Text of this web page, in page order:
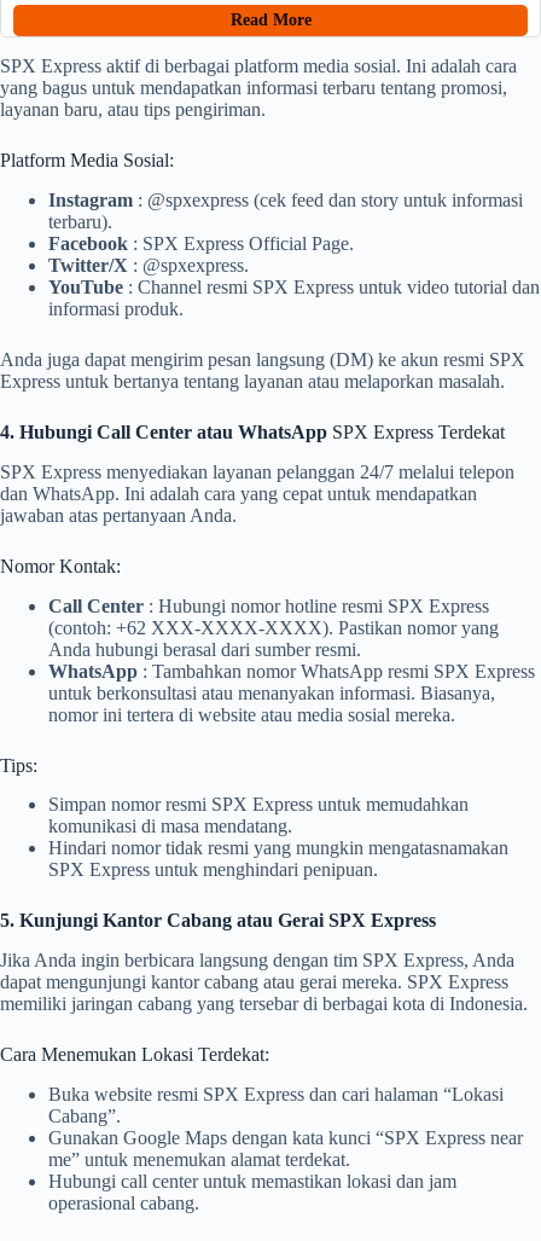
Read More
SPX Express aktif di berbagai platform media sosial. Ini adalah cara
yang bagus untuk mendapatkan informasi terbaru tentang promosi,
layanan baru, atau tips pengiriman.
Platform Media Sosial:
Instagram : @spxexpress (cek feed dan story untuk informasi
terbaru).
Facebook : SPX Express Official Page.
Twitter/X : @spxexpress.
YouTube : Channel resmi SPX Express untuk video tutorial dan
informasi produk.
Anda juga dapat mengirim pesan langsung (DM) ke akun resmi SPX
Express untuk bertanya tentang layanan atau melaporkan masalah.
4. Hubungi Call Center atau WhatsApp SPX Express Terdekat
SPX Express menyediakan layanan pelanggan 24/7 melalui telepon
dan WhatsApp. Ini adalah cara yang cepat untuk mendapatkan
jawaban atas pertanyaan Anda.
Nomor Kontak:
Call Center : Hubungi nomor hotline resmi SPX Express
(contoh: +62 XXX-XXXX-XXXX). Pastikan nomor yang
Anda hubungi berasal dari sumber resmi.
WhatsApp : Tambahkan nomor WhatsApp resmi SPX Express
untuk berkonsultasi atau menanyakan informasi. Biasanya,
nomor ini tertera di website atau media sosial mereka.
Tips:
Simpan nomor resmi SPX Express untuk memudahkan
komunikasi di masa mendatang.
Hindari nomor tidak resmi yang mungkin mengatasnamakan
SPX Express untuk menghindari penipuan.
5. Kunjungi Kantor Cabang atau Gerai SPX Express
Jika Anda ingin berbicara langsung dengan tim SPX Express, Anda
dapat mengunjungi kantor cabang atau gerai mereka. SPX Express
memiliki jaringan cabang yang tersebar di berbagai kota di Indonesia.
Cara Menemukan Lokasi Terdekat:
Buka website resmi SPX Express dan cari halaman “Lokasi
Cabang”.
Gunakan Google Maps dengan kata kunci “SPX Express near
me” untuk menemukan alamat terdekat.
Hubungi call center untuk memastikan lokasi dan jam
operasional cabang.